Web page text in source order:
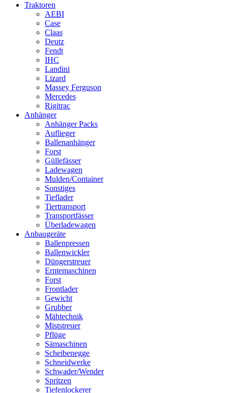
Traktoren
AEBI
Case
Claas
Deutz
Fendt
IHC
Landini
Lizard
Massey Ferguson
Mercedes
Rigitrac
Anhänger
Anhänger Packs
Auflieger
Ballenanhänger
Forst
Güllefässer
Ladewagen
Mulden/Container
Sonstiges
Tieflader
Tiertransport
Transportfässer
Überladewagen
Anbaugeräte
Ballenpressen
Ballenwickler
Düngerstreuer
Erntemaschinen
Forst
Frontlader
Gewicht
Grubber
Mähtechnik
Miststreuer
Pflüge
Sämaschinen
Scheibenegge
Schneidwerke
Schwader/Wender
Spritzen
Tiefenlockerer